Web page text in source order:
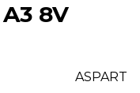
8V
ASPART